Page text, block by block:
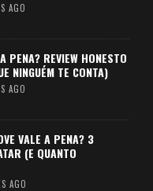
AGO
PENA? REVIEW HONESTO
NINGUÉM TE CONTA)
AGO
VALE A PENA? 3
(E QUANTO
AGO